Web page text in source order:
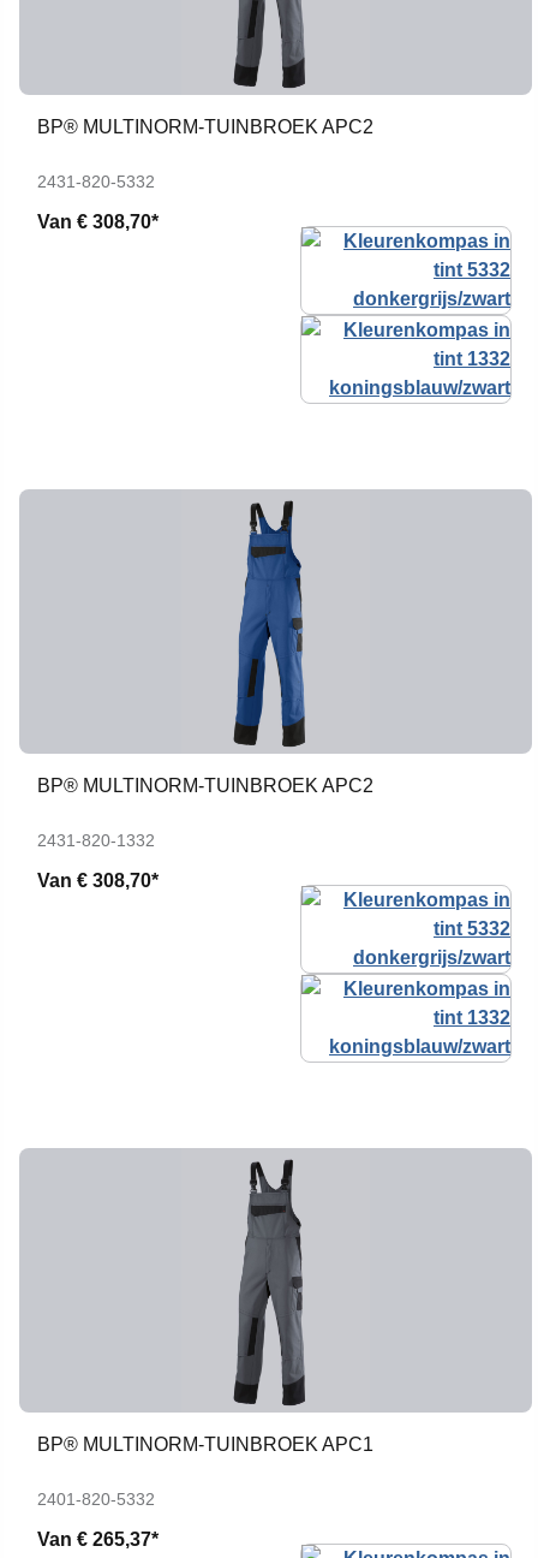
BP® MULTINORM-TUINBROEK APC2
2431-820-5332
Van € 308,70*
BP® MULTINORM-TUINBROEK APC2
2431-820-1332
Van € 308,70*
BP® MULTINORM-TUINBROEK APC1
2401-820-5332
Van € 265,37*